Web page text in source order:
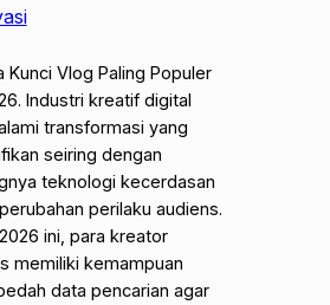
Kunci Vlog Paling Populer
Industri kreatif digital
transformasi yang
seiring dengan
teknologi kecerdasan
perilaku audiens.
ini, para kreator
memiliki kemampuan
data pencarian agar